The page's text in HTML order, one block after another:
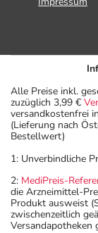
- Es kann
generell vor der
Arzneimittel
dem Arzt oder
Arzneimittel, die
anwenden oder
zurückliegt.
Bitte verwenden
angegebenen
sich auf den
Alle Preise inkl.
zuzüglich 3,99 €
versandkostenfrei
(Lieferung nach
Bestellwert)
1: Unverbindliche
2: MediPreis-
die Arzneimittel-
Produkt ausweist
zwischenzeitlich
Versandapotheken